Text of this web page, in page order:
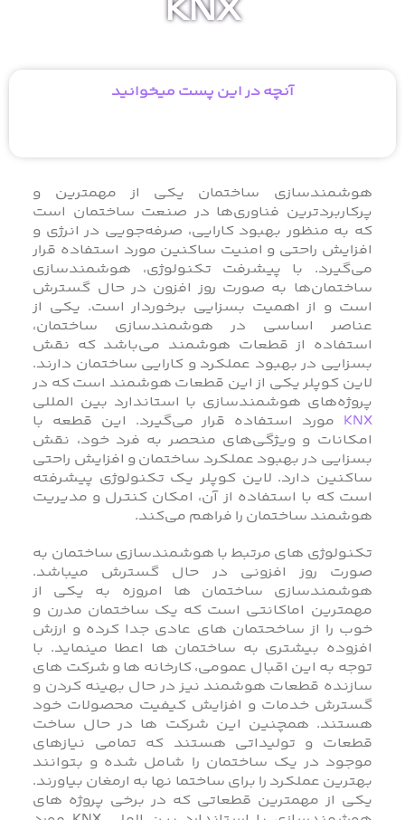
KNX
آنچه در این پست میخوانید
هوشمندسازی ساختمان یکی از مهمترین و
پرکاربردترین فناوری‌ها در صنعت ساختمان است
که به منظور بهبود کارایی، صرفه‌جویی در انرژی و
افزایش راحتی و امنیت ساکنین مورد استفاده قرار
می‌گیرد. با پیشرفت تکنولوژی، هوشمندسازی
ساختمان‌ها به صورت روز افزون در حال گسترش
است و از اهمیت بسزایی برخوردار است. یکی از
عناصر اساسی در هوشمندسازی ساختمان،
استفاده از قطعات هوشمند می‌باشد که نقش
بسزایی در بهبود عملکرد و کارایی ساختمان دارند.
لاین کوپلر یکی از این قطعات هوشمند است که در
پروژه‌های هوشمندسازی با استاندارد بین المللی
KNX مورد استفاده قرار می‌گیرد. این قطعه با
امکانات و ویژگی‌های منحصر به فرد خود، نقش
بسزایی در بهبود عملکرد ساختمان و افزایش راحتی
ساکنین دارد. لاین کوپلر یک تکنولوژی پیشرفته
است که با استفاده از آن، امکان کنترل و مدیریت
هوشمند ساختمان را فراهم می‌کند.
تکنولوژی های مرتبط با هوشمندسازی ساختمان به
صورت روز افزونی در حال گسترش میباشد.
هوشمندسازی ساختمان ها امروزه به یکی از
مهمترین اماکانتی است که یک ساختمان مدرن و
خوب را از ساخحتمان های عادی جدا کرده و ارزش
افزوده بیشتری به ساختمان ها اعطا مینماید. با
توجه به این اقبال عمومی، کارخانه ها و شرکت های
سازنده قطعات هوشمند نیز در حال بهینه کردن و
گسترش خدمات و افزایش کیفیت محصولات خود
هستند. همچنین این شرکت ها در حال ساخت
قطعات و تولیداتی هستند که تمامی نیازهای
موجود در یک ساختمان را شامل شده و بتوانند
بهترین عملکرد را برای ساختما نها به ارمغان بیاورند.
یکی از مهمترین قطعاتی که در برخی پروژه های